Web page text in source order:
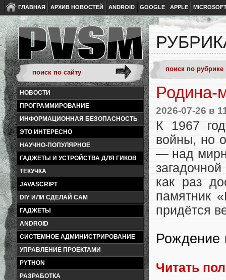
ГЛАВНАЯ АРХИВ НОВОСТЕЙ ANDROID GOOGLE APPLE
НОВОСТИ
ПРОГРАММИРОВАНИЕ
ИНФОРМАЦИОННАЯ БЕЗОПАСНОСТЬ
ЭТО ИНТЕРЕСНО
НАУЧНО-ПОПУЛЯРНОЕ
ГАДЖЕТЫ И УСТРОЙСТВА ДЛЯ ГИКОВ
ТЕКУЧКА
JAVASCRIPT
DIY ИЛИ СДЕЛАЙ САМ
ГАДЖЕТЫ
ANDROID
СИСТЕМНОЕ АДМИНИСТРИРОВАНИЕ
УПРАВЛЕНИЕ ПРОЕКТАМИ
PYTHON
РАЗРАБОТКА
Родина-
2026-07-26 в
К 1967
войны, но
— над
как раз
памятник
придётся
Читать